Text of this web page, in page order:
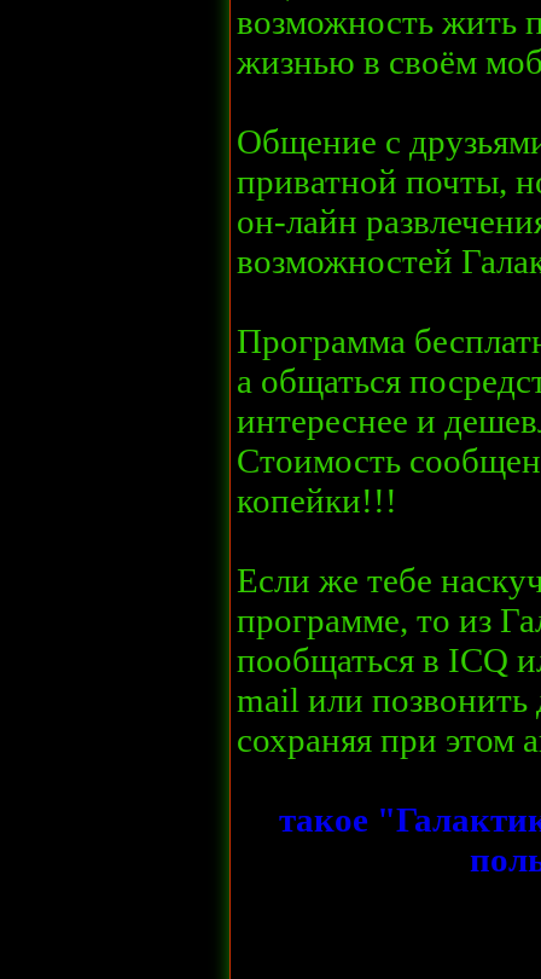
возможность жить
жизнью в своём
Общение с
приватной почты,
он-лайн
возможностей
Программа
а общаться
интереснее и
Стоимость
копейки!!!
Если же тебе
программе, то из
пообщаться в ICQ
mail или позвонить
сохраняя при этом
такое